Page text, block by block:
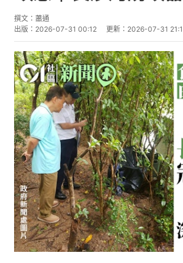
撰文： 蕭通
出版： 2026-07-31 00:12 更新： 2026-07-31